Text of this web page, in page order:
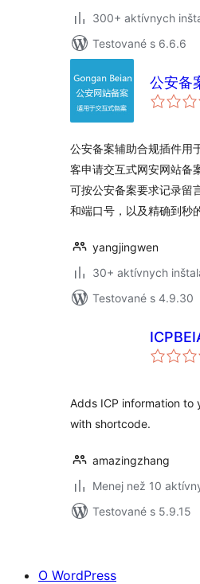
300+ aktívnych
Testované s 6.6.6
公安备
公安备案辅助合规插件用
客申请交互式网安网站备
可按公安备案要求记录留
和端口号，以及精确到秒
yangjingwen
30+ aktívnych
Testované s 4.9.30
Adds ICP information to
with shortcode.
amazingzhang
Menej než 10
Testované s 5.9.15
O WordPress